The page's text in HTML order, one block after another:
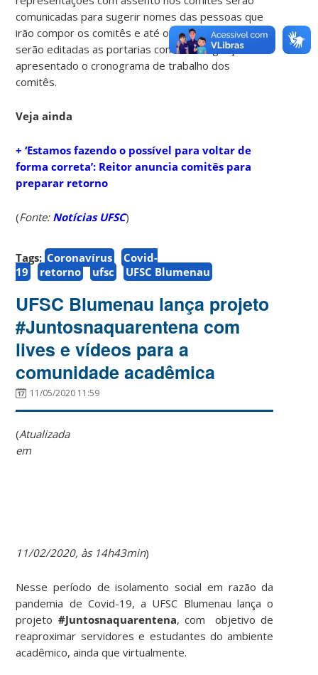
comunicadas para sugerir nomes das pessoas que
irão compor os comitês e até o final da semana
serão editadas as portarias com as designações e
apresentado o cronograma de trabalho dos
comitês.
Veja ainda
+ ‘Estamos fazendo o possível para voltar de
forma correta’: Reitor anuncia comitês para
preparar retorno
(Fonte:Notícias UFSC)
Tags: Coronavírus
Covid-
19
retorno ufsc UFSC Blumenau
UFSC Blumenau lança projeto
#Juntosnaquarentena com
lives e vídeos para a
comunidade acadêmica
11/05/2020 11:59
(Atualizada
em
11/02/2020, às 14h43min)
Nesse período de isolamento social em razão da
pandemia de Covid-19, a UFSC Blumenau lança o
projeto #Juntosnaquarentena, com objetivo de
reaproximar servidores e estudantes do ambiente
acadêmico, ainda que virtualmente.